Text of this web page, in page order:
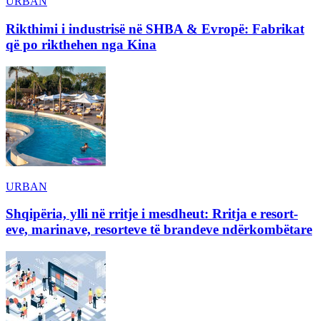
Rikthimi i industrisë në SHBA & Evropë: Fabrikat
që po rikthehen nga Kina
URBAN
Shqipëria, ylli në rritje i mesdheut: Rritja e resort-
eve, marinave, resorteve të brandeve ndërkombëtare